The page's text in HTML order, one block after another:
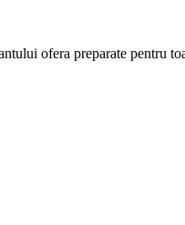
ofera preparate pentru